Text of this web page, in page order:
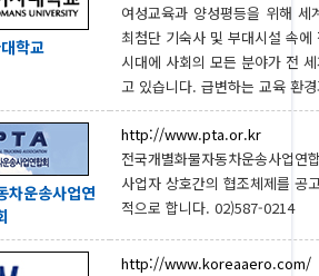
학교
여성교육과 양성평등을 위해
최첨단 기숙사 및 부대시설 속
시대에 사회의 모든 분야가 전
고 있습니다. 급변하는 교육 환
차운송사업연
http://www.pta.or.kr
전국개별화물자동차운송사업
사업자 상호간의 협조체제를 공
적으로 합니다. 02)587-0214
http://www.koreaaero.com/